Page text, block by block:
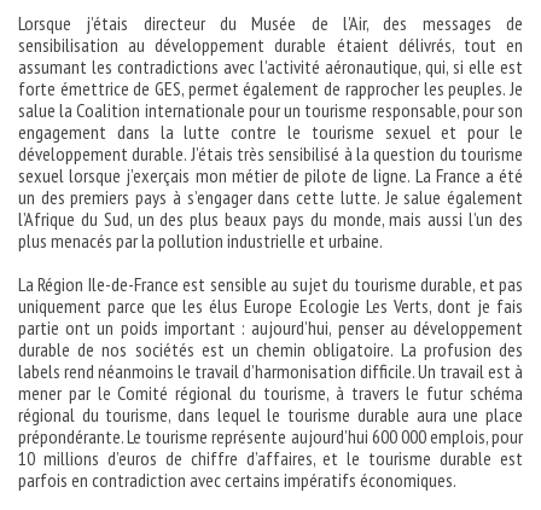
Lorsque j’étais directeur du Musée de l’Air, des messages de
sensibilisation au développement durable étaient délivrés, tout en
assumant les contradictions avec l’activité aéronautique, qui, si elle est
forte émettrice de GES, permet également de rapprocher les peuples. Je
salue la Coalition internationale pour un tourisme responsable, pour son
engagement dans la lutte contre le tourisme sexuel et pour le
développement durable. J’étais très sensibilisé à la question du tourisme
sexuel lorsque j’exerçais mon métier de pilote de ligne. La France a été
un des premiers pays à s’engager dans cette lutte. Je salue également
l’Afrique du Sud, un des plus beaux pays du monde, mais aussi l’un des
plus menacés par la pollution industrielle et urbaine.
La Région Ile-de-France est sensible au sujet du tourisme durable, et pas
uniquement parce que les élus Europe Ecologie Les Verts, dont je fais
partie ont un poids important : aujourd’hui, penser au développement
durable de nos sociétés est un chemin obligatoire. La profusion des
labels rend néanmoins le travail d’harmonisation difficile. Un travail est à
mener par le Comité régional du tourisme, à travers le futur schéma
régional du tourisme, dans lequel le tourisme durable aura une place
prépondérante. Le tourisme représente aujourd’hui 600 000 emplois, pour
10 millions d’euros de chiffre d’affaires, et le tourisme durable est
parfois en contradiction avec certains impératifs économiques.